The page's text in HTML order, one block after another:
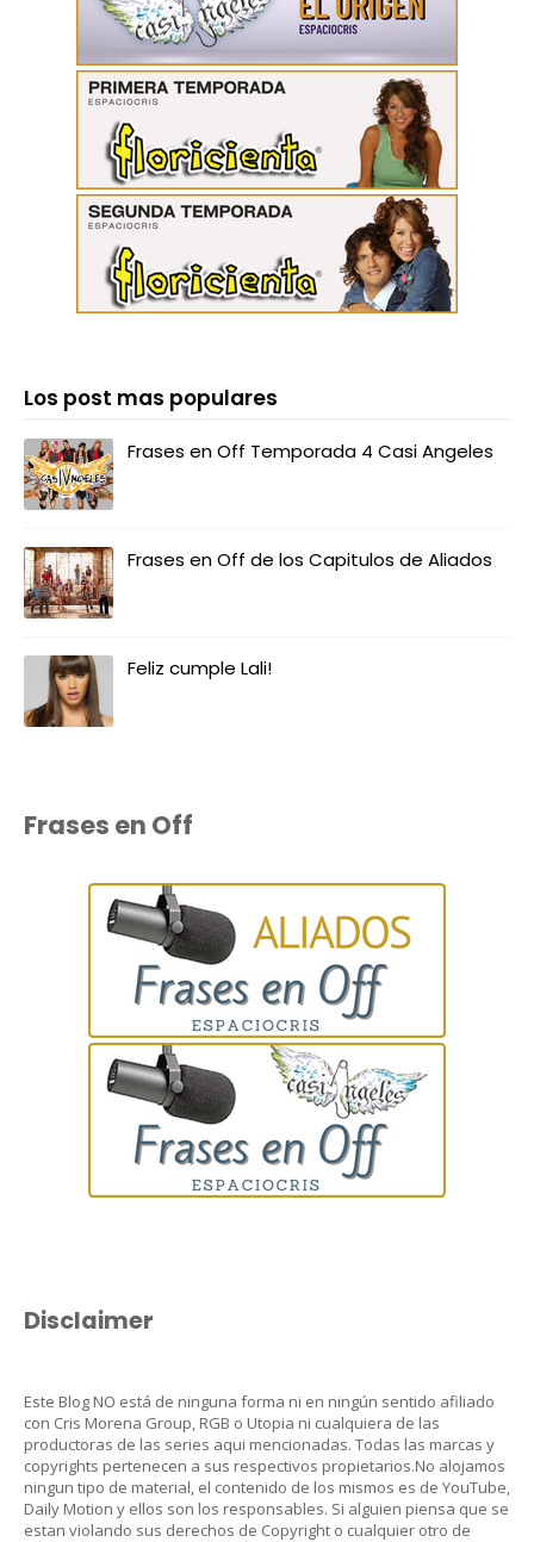
Los post mas populares
Frases en Off Temporada 4 Casi Angeles
Frases en Off de los Capitulos de Aliados
Feliz cumple Lali!
Frases en Off
Disclaimer
Este Blog NO está de ninguna forma ni en ningún sentido afiliado
con Cris Morena Group, RGB o Utopia ni cualquiera de las
productoras de las series aqui mencionadas. Todas las marcas y
copyrights pertenecen a sus respectivos propietarios.No alojamos
ningun tipo de material, el contenido de los mismos es de YouTube,
Daily Motion y ellos son los responsables. Si alguien piensa que se
estan violando sus derechos de Copyright o cualquier otro de